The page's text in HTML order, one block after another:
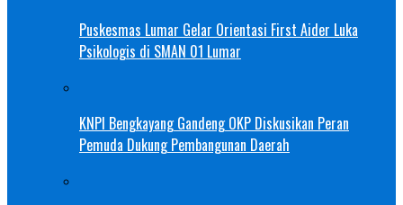
Puskesmas Lumar Gelar Orientasi First Aider Luka
Psikologis di SMAN 01 Lumar
KNPI Bengkayang Gandeng OKP Diskusikan Peran
Pemuda Dukung Pembangunan Daerah